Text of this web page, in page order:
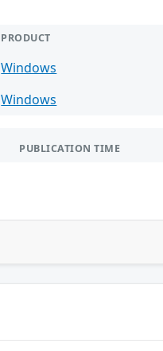
PRODUCT
Windows
Windows
PUBLICATION TIME